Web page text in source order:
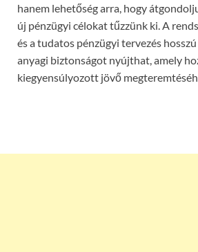
hanem lehetőség arra, hogy
új pénzügyi célokat tűzzünk ki. A
és a tudatos pénzügyi tervezés
anyagi biztonságot nyújthat, amely
kiegyensúlyozott jövő